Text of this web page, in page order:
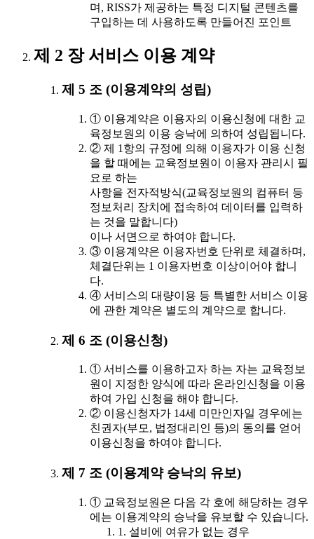
며, RISS가 제공하는 특정 디지털 콘텐츠를
구입하는 데 사용하도록 만들어진 포인트
제 2 장 서비스 이용 계약
제 5 조 (이용계약의 성립)
① 이용계약은 이용자의 이용신청에 대한 교
육정보원의 이용 승낙에 의하여 성립됩니다.
② 제 1항의 규정에 의해 이용자가 이용 신청
을 할 때에는 교육정보원이 이용자 관리시 필
요로 하는
사항을 전자적방식(교육정보원의 컴퓨터 등
정보처리 장치에 접속하여 데이터를 입력하
는 것을 말합니다)
이나 서면으로 하여야 합니다.
③ 이용계약은 이용자번호 단위로 체결하며,
체결단위는 1 이용자번호 이상이어야 합니
다.
④ 서비스의 대량이용 등 특별한 서비스 이용
에 관한 계약은 별도의 계약으로 합니다.
제 6 조 (이용신청)
① 서비스를 이용하고자 하는 자는 교육정보
원이 지정한 양식에 따라 온라인신청을 이용
하여 가입 신청을 해야 합니다.
② 이용신청자가 14세 미만인자일 경우에는
친권자(부모, 법정대리인 등)의 동의를 얻어
이용신청을 하여야 합니다.
제 7 조 (이용계약 승낙의 유보)
① 교육정보원은 다음 각 호에 해당하는 경우
에는 이용계약의 승낙을 유보할 수 있습니다.
1. 설비에 여유가 없는 경우